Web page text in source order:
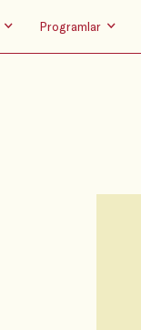
Programlar